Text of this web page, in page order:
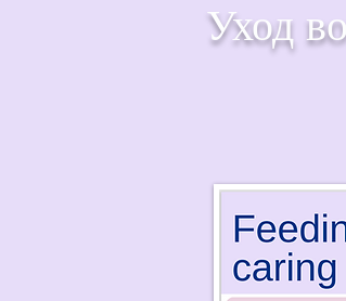
Уход